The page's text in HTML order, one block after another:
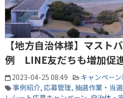
POSレジ連動キ
キャンペー
お役立ちコ
【地方自治体様】マスト
例 LINE友だちも増加促
2023-04-25 08:49
キャンペー
事例紹介 応募管理 抽選作業・当